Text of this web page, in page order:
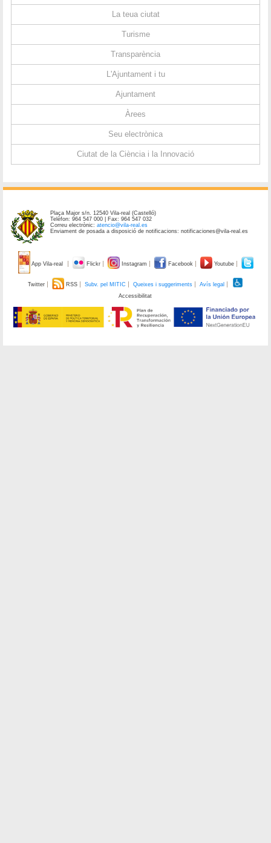
La teua ciutat
Turisme
Transparència
L'Ajuntament i tu
Ajuntament
Àrees
Seu electrònica
Ciutat de la Ciència i la Innovació
Plaça Major s/n. 12540 Vila-real (Castelló)
Telèfon: 964 547 000 | Fax: 964 547 032
Correu electrònic:atencio@vila-real.es
Enviament de posada a disposició de notificacions: notificaciones@vila-real.es
App Vila-real Flickr Instagram Facebook Youtube
Twitter RSS Subv. pel MITIC Queixes i suggeriments
Avís legal
Accessibilitat